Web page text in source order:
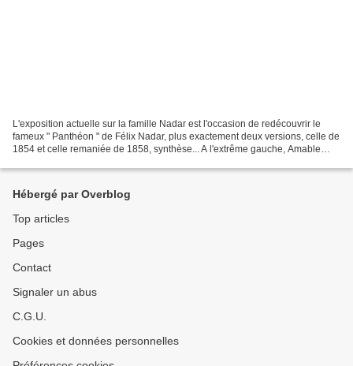
L'exposition actuelle sur la famille Nadar est l'occasion de redécouvrir le
fameux " Panthéon " de Félix Nadar, plus exactement deux versions, celle de
1854 et celle remaniée de 1858, synthèse... A l'extrême gauche, Amable
Hébergé par Overblog
Top articles
Pages
Contact
Signaler un abus
C.G.U.
Cookies et données personnelles